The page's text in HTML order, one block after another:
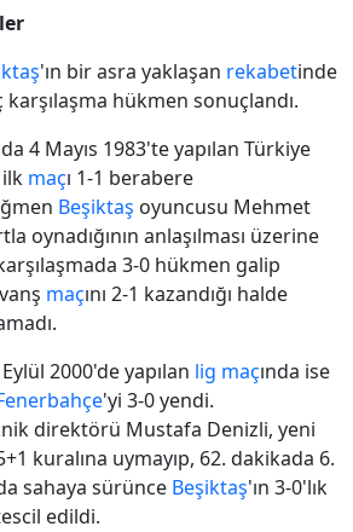
'ın bir asra yaklaşan rekabetinde
hükmen sonuçlandı.
4 Mayıs 1983'te yapılan Türkiye
maçı 1-1 berabere
Beşiktaş oyuncusu Mehmet
oynadığının anlaşılması üzerine
3-0 hükmen galip
maçını 2-1 kazandığı halde
2000'de yapılan lig maçında ise
'yi 3-0 yendi.
direktörü Mustafa Denizli, yeni
kuralına uymayıp, 62. dakikada 6.
sahaya sürünce Beşiktaş'ın 3-0'lık
edildi.